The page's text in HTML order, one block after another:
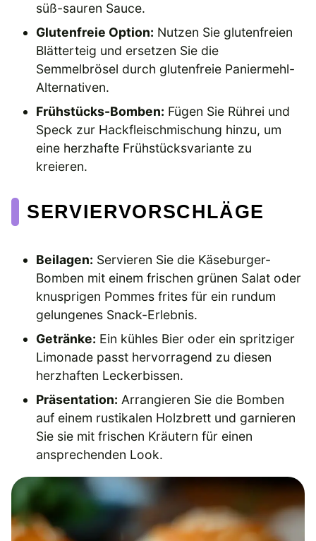
süß-sauren Sauce.
Glutenfreie Option: Nutzen Sie glutenfreien
Blätterteig und ersetzen Sie die
Semmelbrösel durch glutenfreie Paniermehl-
Alternativen.
Frühstücks-Bomben: Fügen Sie Rührei und
Speck zur Hackfleischmischung hinzu, um
eine herzhafte Frühstücksvariante zu
kreieren.
SERVIERVORSCHLÄGE
Beilagen: Servieren Sie die Käseburger-
Bomben mit einem frischen grünen Salat oder
knusprigen Pommes frites für ein rundum
gelungenes Snack-Erlebnis.
Getränke: Ein kühles Bier oder ein spritziger
Limonade passt hervorragend zu diesen
herzhaften Leckerbissen.
Präsentation: Arrangieren Sie die Bomben
auf einem rustikalen Holzbrett und garnieren
Sie sie mit frischen Kräutern für einen
ansprechenden Look.